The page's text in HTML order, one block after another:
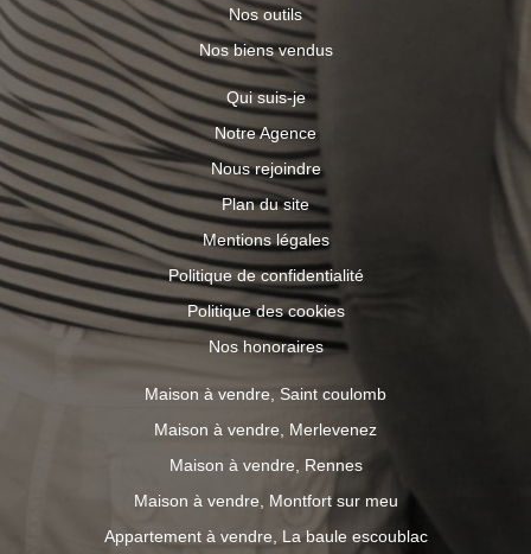
Nos outils
Nos biens vendus
Qui suis-je
Notre Agence
Nous rejoindre
Plan du site
Mentions légales
Politique de confidentialité
Politique des cookies
Nos honoraires
Maison à vendre, Saint coulomb
Maison à vendre, Merlevenez
Maison à vendre, Rennes
Maison à vendre, Montfort sur meu
Appartement à vendre, La baule escoublac